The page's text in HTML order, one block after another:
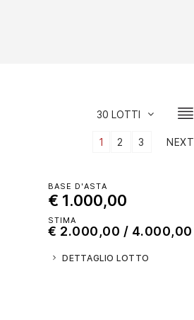
30 LOTTI
1 2 3 NEXT
BASE D'ASTA
€ 1.000,00
STIMA
€ 2.000,00 / 4.000,00
DETTAGLIO LOTTO